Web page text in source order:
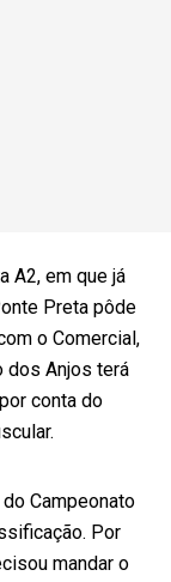
A2, em que já
Preta pôde
o Comercial,
dos Anjos terá
conta do
Campeonato
Por
mandar o